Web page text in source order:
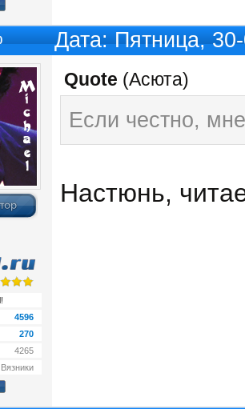
Дата: Пятница,
4596
270
4265
Вязники
Quote (Асюта)
Если честно,
Настюнь,